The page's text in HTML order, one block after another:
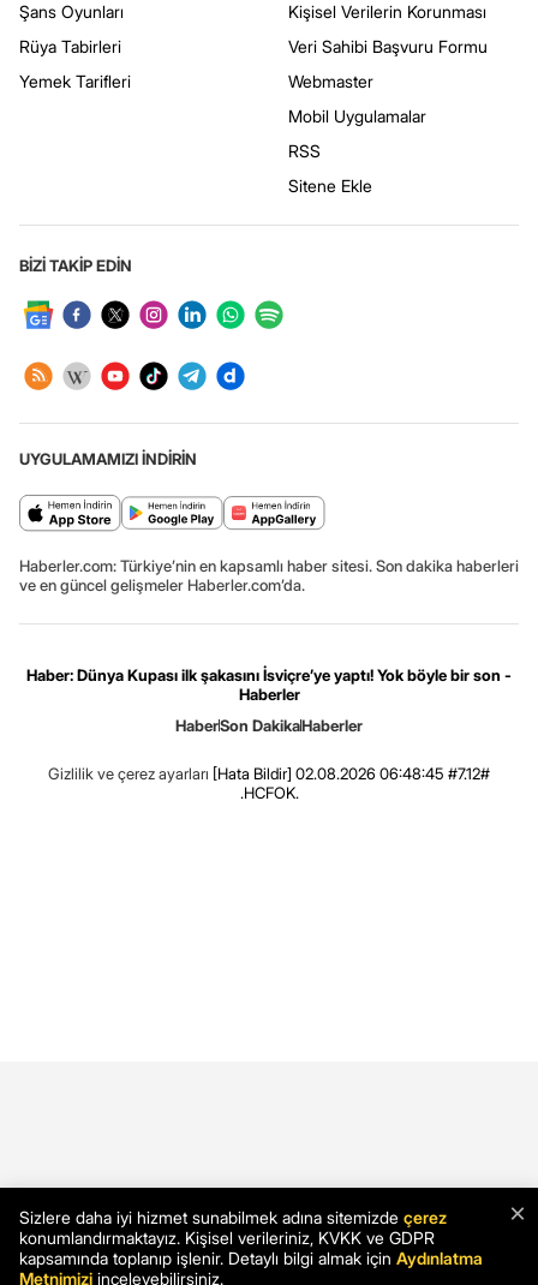
Şans Oyunları
Rüya Tabirleri
Yemek Tarifleri
Kişisel Verilerin Korunması
Veri Sahibi Başvuru Formu
Webmaster
Mobil Uygulamalar
RSS
Sitene Ekle
BİZİ TAKİP EDİN
UYGULAMAMIZI İNDİRİN
Haberler.com: Türkiye’nin en kapsamlı haber sitesi. Son dakika haberleri
ve en güncel gelişmeler Haberler.com’da.
Haber: Dünya Kupası ilk şakasını İsviçre’ye yaptı! Yok böyle bir son -
Haberler
HaberSon DakikaHaberler
Gizlilik ve çerez ayarları [Hata Bildir] 02.08.2026 06:48:45 #7.12#
.HCFOK.
×
Sizlere daha iyi hizmet sunabilmek adına sitemizde çerez
konumlandırmaktayız. Kişisel verileriniz, KVKK ve GDPR
kapsamında toplanıp işlenir. Detaylı bilgi almak için Aydınlatma
Metnimizi inceleyebilirsiniz.